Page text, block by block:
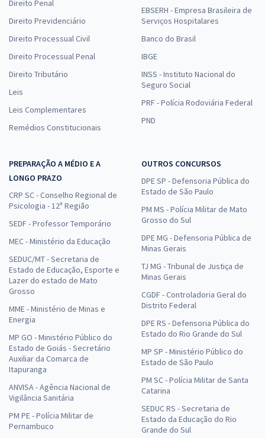
Direito Penal
Direito Previdenciário
Direito Processual Civil
Direito Processual Penal
Direito Tributário
Leis
Leis Complementares
Remédios Constitucionais
EBSERH - Empresa Brasileira de
Serviços Hospitalares
Banco do Brasil
IBGE
INSS - Instituto Nacional do
Seguro Social
PRF - Polícia Rodoviária Federal
PND
PREPARAÇÃO A MÉDIO E A
LONGO PRAZO
CRP SC - Conselho Regional de
Psicologia - 12ª Região
SEDF - Professor Temporário
MEC - Ministério da Educação
SEDUC/MT - Secretaria de
Estado de Educação, Esporte e
Lazer do estado de Mato
Grosso
MME - Ministério de Minas e
Energia
MP GO - Ministério Público do
Estado de Goiás - Secretário
Auxiliar da Comarca de
Itapuranga
ANVISA - Agência Nacional de
Vigilância Sanitária
PM PE - Polícia Militar de
Pernambuco
OUTROS CONCURSOS
DPE SP - Defensoria Pública do
Estado de São Paulo
PM MS - Polícia Militar de Mato
Grosso do Sul
DPE MG - Defensoria Pública de
Minas Gerais
TJ MG - Tribunal de Justiça de
Minas Gerais
CGDF - Controladoria Geral do
Distrito Federal
DPE RS - Defensoria Pública do
Estado do Rio Grande do Sul
MP SP - Ministério Público do
Estado de São Paulo
PM SC - Polícia Militar de Santa
Catarina
SEDUC RS - Secretaria de
Estado da Educação do Rio
Grande do Sul